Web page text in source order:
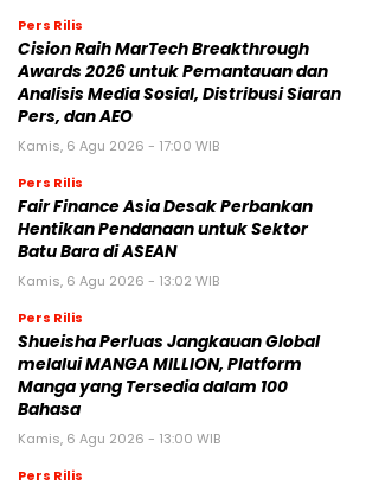
Pers Rilis
Cision Raih MarTech Breakthrough
Awards 2026 untuk Pemantauan dan
Analisis Media Sosial, Distribusi Siaran
Pers, dan AEO
Kamis, 6 Agu 2026 - 17:00 WIB
Pers Rilis
Fair Finance Asia Desak Perbankan
Hentikan Pendanaan untuk Sektor
Batu Bara di ASEAN
Kamis, 6 Agu 2026 - 13:02 WIB
Pers Rilis
Shueisha Perluas Jangkauan Global
melalui MANGA MILLION, Platform
Manga yang Tersedia dalam 100
Bahasa
Kamis, 6 Agu 2026 - 13:00 WIB
Pers Rilis